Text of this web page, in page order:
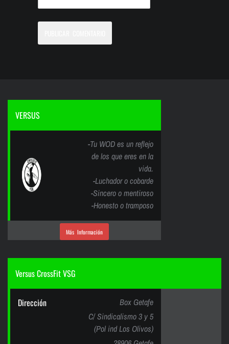
VERSUS
-Tu WOD es un reflejo
de los que eres en la
vida.
-Luchador o cobarde
-Sincero o mentiroso
-Honesto o tramposo
Más Información
Versus CrossFit VSG
Dirección
Box Getafe
C/ Sindicalismo 3 y 5
(Pol ind Los Olivos)